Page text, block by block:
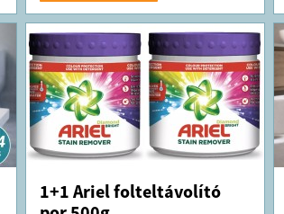
1+1 Ariel folteltávolító